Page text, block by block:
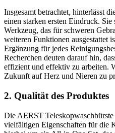
Insgesamt betrachtet, hinterlässt
einen starken ersten Eindruck.
Werkzeug, das für schweren
weiteren Funktionen ausgestattet
Ergänzung für jedes
Recherchen deuten darauf hin,
effizient und effektiv zu arbeiten.
Zukunft auf Herz und Nieren zu
2. Qualität des Produktes
Die AERST
vielfältigen Eigenschaften für die